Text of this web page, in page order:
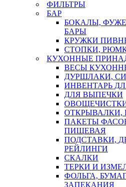
ФИЛЬТРЫ
БАР
БОКАЛЫ,
БАРЫ
КРУЖКИ
СТОПКИ,
КУХОННЫЕ
ВЕСЫ
ДУРШЛАКИ,
ИНВЕНТАРЬ
ДЛЯ ВЫПЕЧКИ
ПАКЕТЫ
ПИЩЕВАЯ
ПОДСТАВКИ,
РЕЙЛИНГИ
СКАЛКИ
ТЕРКИ И
ФОЛЬГА,
ЗАПЕКАНИЯ